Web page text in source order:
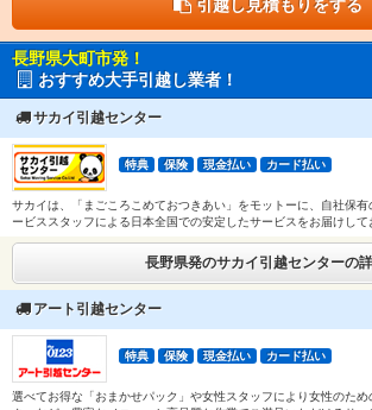
引越し見積もりをする
長野県大町市発！
おすすめ大手引越し業者！
サカイ引越センター
特典 保険 現金払い カード払い
サカイは、「まごころこめておつきあい」をモットーに、自社保
ービススタッフによる日本全国での安定したサービスをお届けして
長野県発のサカイ引越センターの
アート引越センター
特典 保険 現金払い カード払い
選べてお得な「おまかせパック」や女性スタッフにより女性のた